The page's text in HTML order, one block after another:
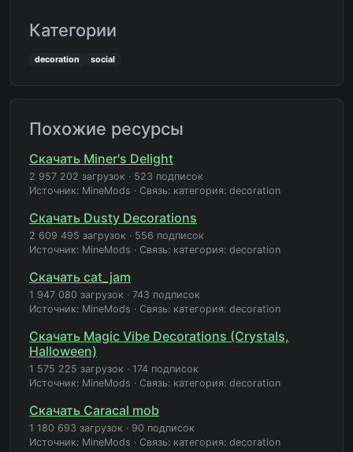
Категории
decoration social
Похожие ресурсы
Скачать Miner's Delight
2 957 202 загрузок · 523 подписок
Источник: MineMods · Связь: категория: decoration
Скачать Dusty Decorations
2 609 495 загрузок · 556 подписок
Источник: MineMods · Связь: категория: decoration
Скачать cat_jam
1 947 080 загрузок · 743 подписок
Источник: MineMods · Связь: категория: decoration
Скачать Magic Vibe Decorations (Crystals,
Halloween)
1 575 225 загрузок · 174 подписок
Источник: MineMods · Связь: категория: decoration
Скачать Caracal mob
1 180 693 загрузок · 90 подписок
Источник: MineMods · Связь: категория: decoration